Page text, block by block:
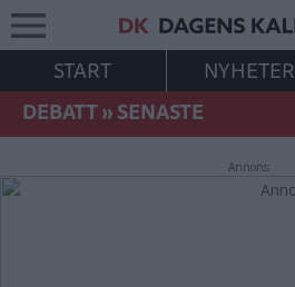
START NYHETER
DEBATT»SENASTE
Annons: